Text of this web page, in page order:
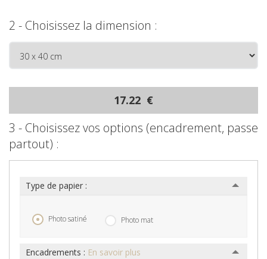
2 - Choisissez la dimension :
17.22 €
3 - Choisissez vos options (encadrement, passe
partout) :
Type de papier :
Photo satiné Photo mat
Encadrements : En savoir plus